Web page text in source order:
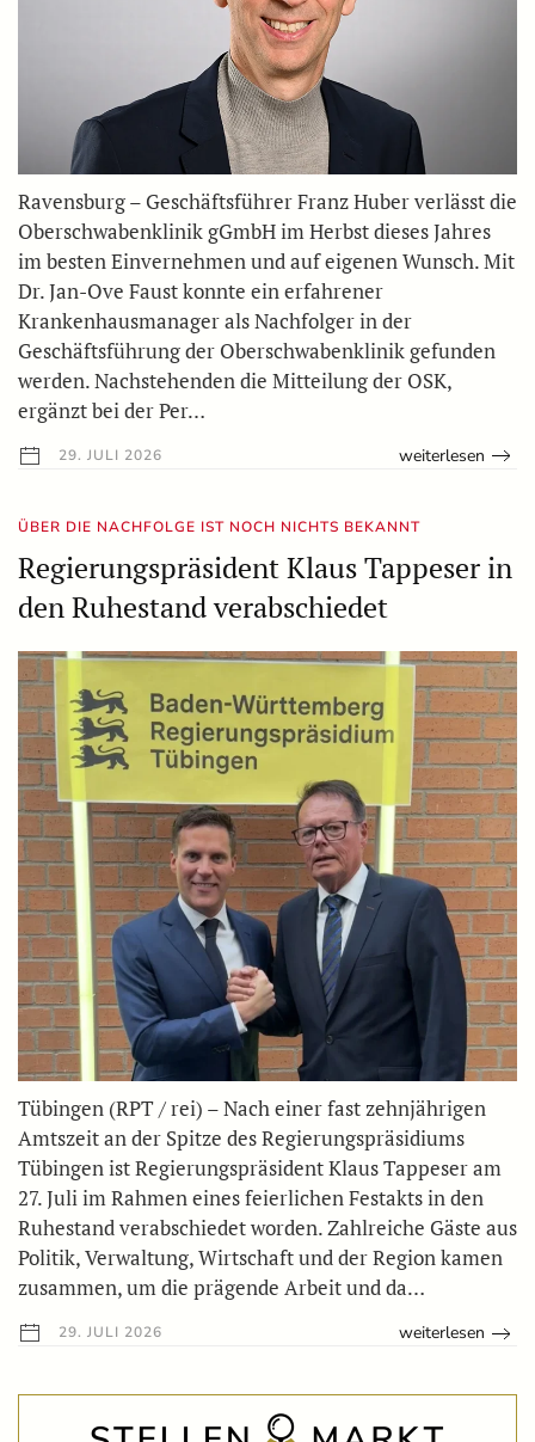
Ravensburg – Geschäftsführer Franz Huber verlässt die
Oberschwabenklinik gGmbH im Herbst dieses Jahres
im besten Einvernehmen und auf eigenen Wunsch. Mit
Dr. Jan-Ove Faust konnte ein erfahrener
Krankenhausmanager als Nachfolger in der
Geschäftsführung der Oberschwabenklinik gefunden
werden. Nachstehenden die Mitteilung der OSK,
ergänzt bei der Per…
29. JULI 2026 weiterlesen
ÜBER DIE NACHFOLGE IST NOCH NICHTS BEKANNT
Regierungspräsident Klaus Tappeser in
den Ruhestand verabschiedet
Tübingen (RPT / rei) – Nach einer fast zehnjährigen
Amtszeit an der Spitze des Regierungspräsidiums
Tübingen ist Regierungspräsident Klaus Tappeser am
27. Juli im Rahmen eines feierlichen Festakts in den
Ruhestand verabschiedet worden. Zahlreiche Gäste aus
Politik, Verwaltung, Wirtschaft und der Region kamen
zusammen, um die prägende Arbeit und da…
29. JULI 2026 weiterlesen